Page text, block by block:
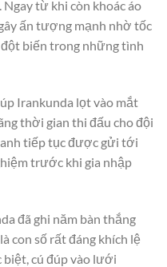
từ khi còn khoác áo
ấn tượng mạnh nhờ tốc
biến trong những tình
Irankunda lọt vào mắt
thời gian thi đấu cho đội
tiếp tục được gửi tới
trước khi gia nhập
đã ghi năm bàn thắng
con số rất đáng khích lệ
cú đúp vào lưới